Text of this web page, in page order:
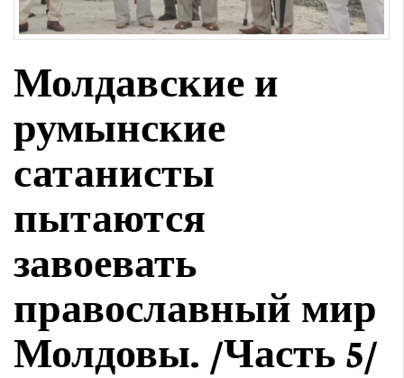
Молдавские и
румынские
сатанисты
пытаются
завоевать
православный мир
Молдовы. /Часть 5/